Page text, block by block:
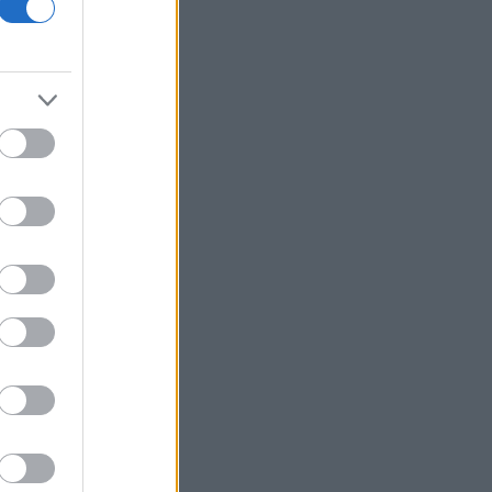
για το 2027 - Το παράπονο της
Καρυστιανού - Στον ΣΥΡΙΖΑ μελετούν
χαρτονομίσματα του ευρώ
Η μάχη των ρυθμίσεων οφειλών
συνεχίζεται - Διαγραφή 6,5 δισ. ευρώ
Πυρόπληκτοι: Τι σημαίνουν τα
σπίτια για τις αποζημιώσεις
Τι φέρνει η ενεργειακή ρήτρα
διαφυγής - Τα έργα άνω του 1 δισ.
ευρώ που «κλειδώνουν» για τη ΔΕΘ
πάνω από το 30% η UniCredit - Στην
τελική ευθεία το Καστέλι